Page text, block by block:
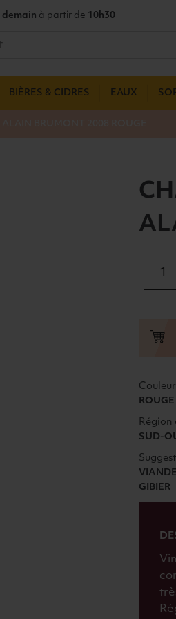
demain à partir de 10h30
BIÈRES & CIDRES EAUX
LA
TYRE
2008
ROUGE
Région
SUD-
GIBIER